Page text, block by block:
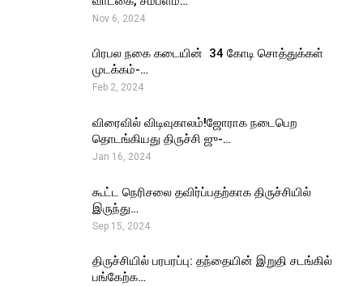
Nov 6, 2024
பிரபல நகை கடையின் ₹ 34 கோடி சொத்துக்கள்
முடக்கம்-…
Feb 2, 2024
விரைவில் விடிவுகாலம்!ஜோராக நடைபெற
தொடங்கியது திருச்சி ஜு-…
Jan 16, 2024
கூட்ட நெரிசலை தவிர்ப்பதற்காக திருச்சியில்
இருந்து…
Sep 15, 2024
திருச்சியில் பரபரப்பு: தந்தையின் இறுதி சடங்கில்
பங்கேற்க…